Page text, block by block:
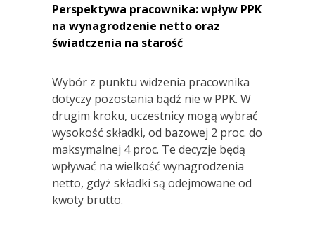
Perspektywa pracownika: wpływ PPK
na wynagrodzenie netto oraz
świadczenia na starość
Wybór z punktu widzenia pracownika
dotyczy pozostania bądź nie w PPK. W
drugim kroku, uczestnicy mogą wybrać
wysokość składki, od bazowej 2 proc. do
maksymalnej 4 proc. Te decyzje będą
wpływać na wielkość wynagrodzenia
netto, gdyż składki są odejmowane od
kwoty brutto.